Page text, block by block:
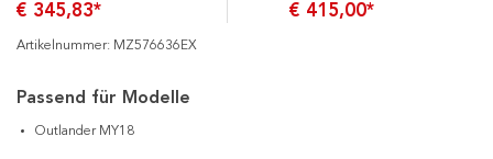
€ 345,83* € 415,00*
Artikelnummer: MZ576636EX
Passend für Modelle
Outlander MY18